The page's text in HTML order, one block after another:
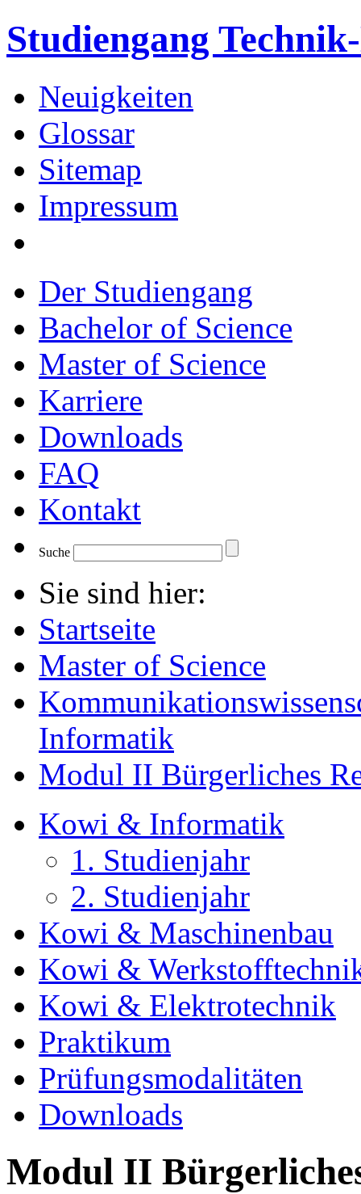
Studiengang
Neuigkeiten
Glossar
Sitemap
Impressum
Der Studiengang
Bachelor of Science
Master of Science
Karriere
Downloads
FAQ
Kontakt
Suche
Sie sind hier:
Startseite
Master of Science
Informatik
Modul II Bürgerliches
Kowi & Informatik
1. Studienjahr
2. Studienjahr
Kowi & Maschinenbau
Kowi &
Kowi & Elektrotechnik
Praktikum
Prüfungsmodalitäten
Downloads
Modul II